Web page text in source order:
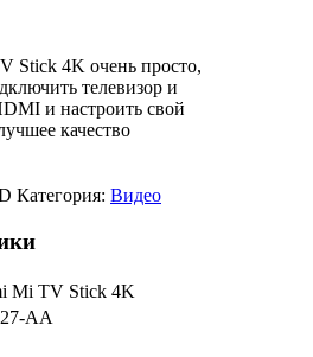
Stick 4K очень просто,
телевизор и
и настроить свой
качество
Категория: Видео
Mi TV Stick 4K
AA